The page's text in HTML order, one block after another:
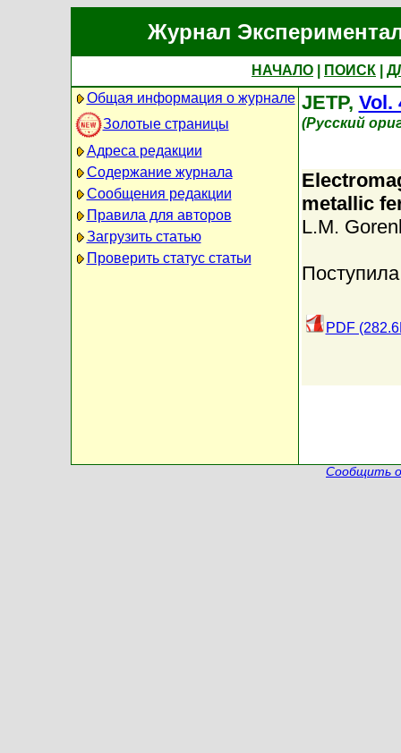
Журнал
НАЧАЛО ПОИСК
Общая информация о журнале
Золотые страницы
Адреса редакции
Содержание журнала
Сообщения редакции
Правила для авторов
Загрузить статью
Проверить статус статьи
JETP, Vol.
(Русский
metallic
L.M.
PDF
Сообщить о